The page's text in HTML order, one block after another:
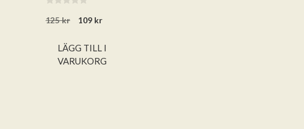
a
125kr
Det
priset
125 kr.
109 krDet
priset
109 kr.
LÄGG TILL I
VARUKORG